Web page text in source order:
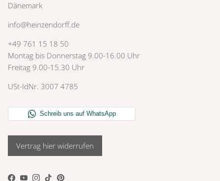
Dänemark
info@heinzendorff.de
+49 761 15 18 50
Montag bis Donnerstag 9.00-16.00 Uhr
Freitag 9.00-15.30 Uhr
USt-IdNr. 3007 4785
Vertrag hier widerrufen